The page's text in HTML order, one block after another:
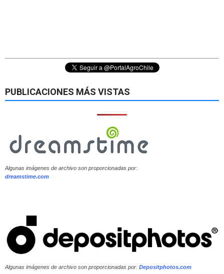
PUBLICACIONES MÁS VISTAS
Algunas imágenes de archivo son proporcionadas por:
dreamstime.com
Algunas imágenes de archivo son proporcionadas por: Depositphotos.com